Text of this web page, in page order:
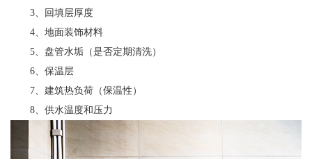
3、回填层厚度
4、地面装饰材料
5、盘管水垢（是否定期清洗）
6、保温层
7、建筑热负荷（保温性）
8、供水温度和压力